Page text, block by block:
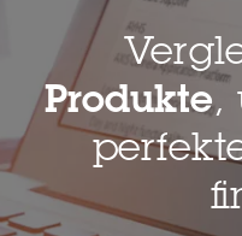
Bildstabilisierung
Objektiv
Brennweite
Horizontales Sichtfeld
Produkte,